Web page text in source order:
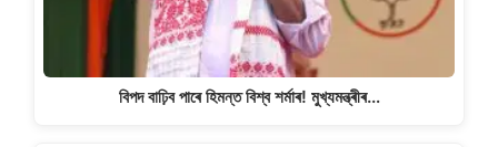
বিপদ বাঢ়িব পাৰে হিমন্ত বিশ্ব শৰ্মাৰ! মুখ্যমন্ত্ৰীৰ…